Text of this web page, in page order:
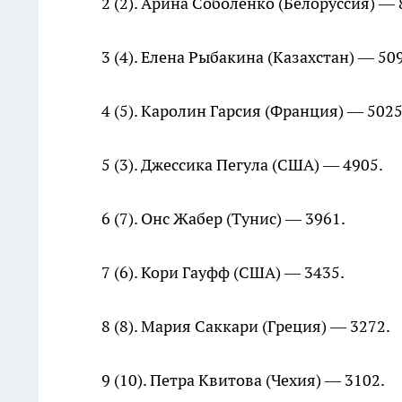
3 (4). Елена Рыбакина (Казахстан) —
4 (5). Каролин Гарсия (Франция) —
5 (3). Джессика Пегула (США) — 4905.
6 (7). Онс Жабер (Тунис) — 3961.
7 (6). Кори Гауфф (США) — 3435.
8 (8). Мария Саккари (Греция) — 3272.
9 (10). Петра Квитова (Чехия) — 3102.